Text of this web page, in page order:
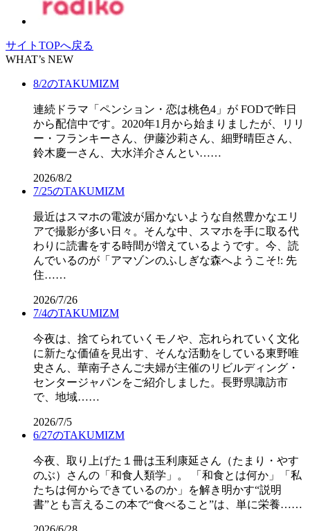
サイトTOPへ戻る
WHAT’s NEW
8/2のTAKUMIZM
連続ドラマ「ペンション・恋は桃色4」が FODで昨日
から配信中です。2020年1月から始まりましたが、リリ
ー・フランキーさん、伊藤沙莉さん、細野晴臣さん、
鈴木慶一さん、大水洋介さんとい……
2026/8/2
7/25のTAKUMIZM
最近はスマホの電波が届かないような自然豊かなエリ
アで撮影が多い日々。そんな中、スマホを手に取る代
わりに読書をする時間が増えているようです。今、読
んでいるのが「アマゾンのふしぎな森へようこそ!: 先
住……
2026/7/26
7/4のTAKUMIZM
今夜は、捨てられていくモノや、忘れられていく文化
に新たな価値を見出す、そんな活動をしている東野唯
史さん、華南子さんご夫婦が主催のリビルディング・
センタージャパンをご紹介しました。長野県諏訪市
で、地域……
2026/7/5
6/27のTAKUMIZM
今夜、取り上げた１冊は玉利康延さん（たまり・やす
のぶ）さんの「和食人類学」。 「和食とは何か」「私
たちは何からできているのか」を解き明かす“説明
書”とも言えるこの本で“食べること”は、単に栄養……